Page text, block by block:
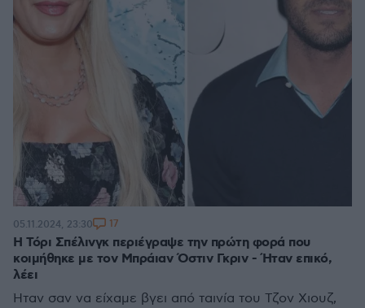
Η Τόρι Σπέλινγκ περιέγραψε την πρώτη φορά που
κοιμήθηκε με τον Μπράιαν Όστιν Γκριν - Ήταν επικό,
λέει
Ήταν σαν να είχαμε βγει από ταινία του Τζον Χιουζ,
05.11.2024, 23:30 17